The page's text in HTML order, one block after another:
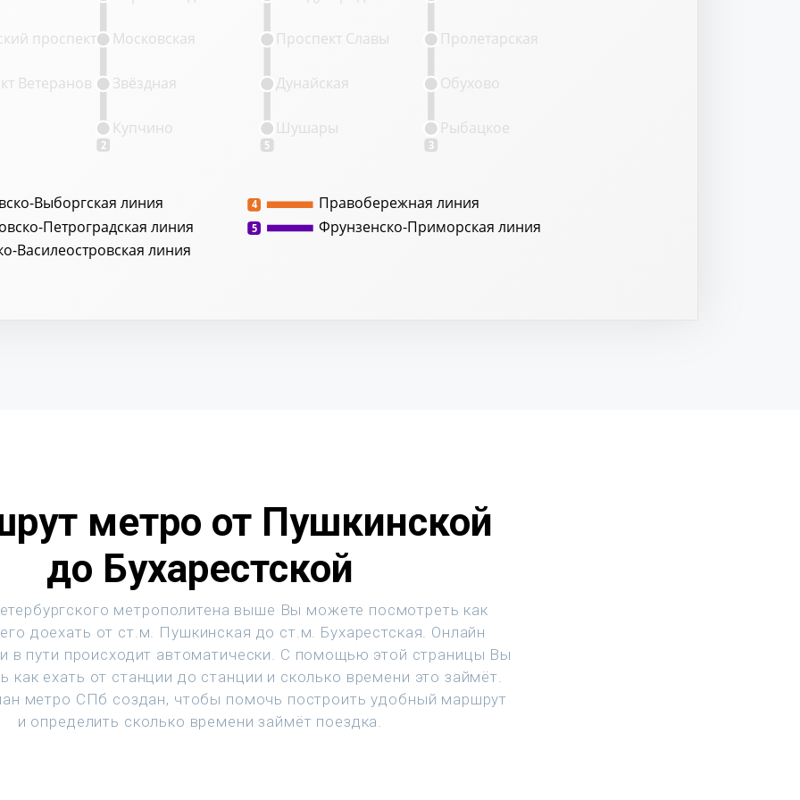
Выборгская линия
Петроградская линия
Василеостровская линия
Правобережная линия
4
Фрунзенско-Приморская линия
5
2 5 3
Ветеранов
проспект
Купчино
Звёздная
Московская
Рыбацкое
Обухово
Пролетарская
Проспект Славы
Дунайская
Шушары
метро от Пушкинской
до Бухарестской
метрополитена выше Вы можете посмотреть как
доехать от ст.м. Пушкинская до ст.м. Бухарестская. Онлайн
в пути происходит автоматически. С помощью этой страницы Вы
как ехать от станции до станции и сколько времени это займёт.
метро СПб создан, чтобы помочь построить удобный маршрут
и определить сколько времени займёт поездка.